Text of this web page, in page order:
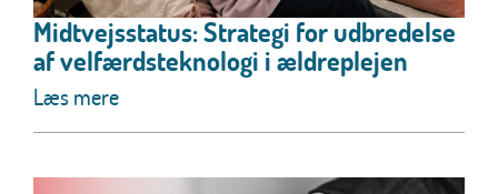
Midtvejsstatus: Strategi for udbredelse
af velfærdsteknologi i ældreplejen
Læs mere